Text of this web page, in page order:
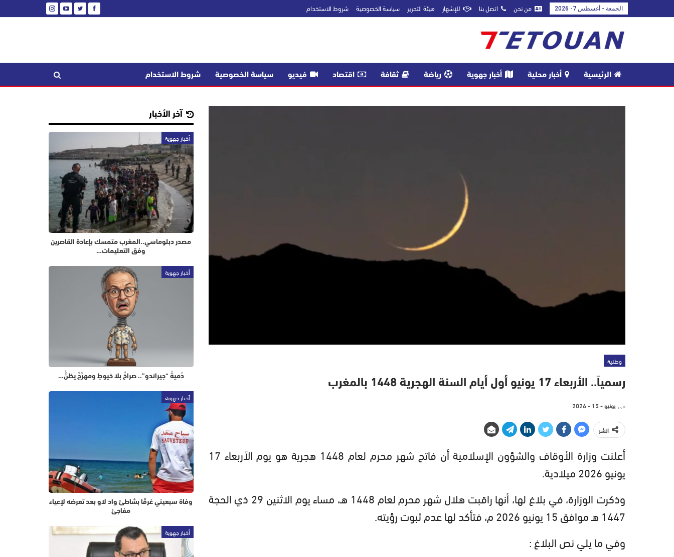
الجمعة - أغسطس 7- 2026 من نحن اتصل بنا للإشهار هيئة التحرير سياسة الخصوصية شروط الاستخدام
الرئيسية أخبار محلية أخبار جهوية رياضة ثقافة اقتصاد فيديو سياسة الخصوصية شروط الاستخدام
وطنية
رسمياً.. الأربعاء 17 يونيو أول أيام السنة الهجرية 1448 بالمغرب
في يونيو - 15 - 2026
انشر
أعلنت وزارة الأوقاف والشؤون الإسلامية أن فاتح شهر محرم لعام 1448 هجرية هو يوم الأربعاء 17
يونيو 2026 ميلادية.
وذكرت الوزارة، في بلاغ لها، أنها راقبت هلال شهر محرم لعام 1448 هـ، مساء يوم الاثنين 29 ذي الحجة
1447 هـ موافق 15 يونيو 2026 م، فتأكد لها عدم ثبوت رؤيته.
وفي ما يلي نص البلاغ :
آخر الأخبار
أخبار جهوية
مصدر دبلوماسي..المغرب متمسك بإعادة القاصرين
وفق التعليمات…
أخبار جهوية
دُميةُ “جيراندو”.. صراخٌ بلا خيوطٍ ومهرّجٌ يظنُّ…
أخبار جهوية
وفاة سبعيني غرقًا بشاطئ واد لاو بعد تعرضه لإعياء
مفاجئ
أخبار جهوية